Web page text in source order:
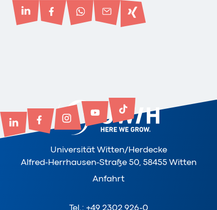
Universität Witten/Herdecke
Alfred-Herrhausen-Straße 50, 58455 Witten
Anfahrt
Tel.: +49 2302 926-0